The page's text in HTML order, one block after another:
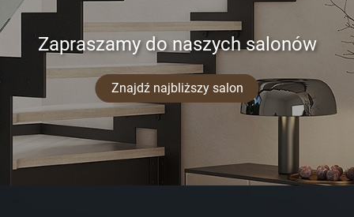
Zapraszamy do naszych salonów
Znajdź najbliższy salon